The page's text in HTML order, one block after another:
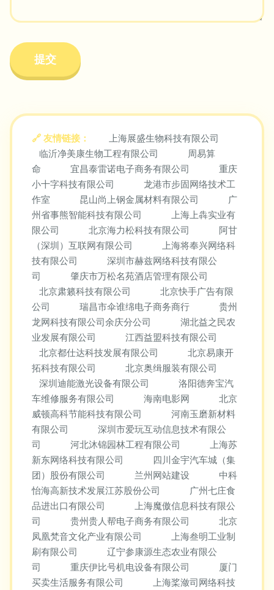
友情链接：
上海展盛生物科技有限公司
临沂净美康生物工程有限公司
周易算
命
宜昌泰雷诺电子商务有限公司
重庆
小十字科技有限公司
龙港市步固网络技术工
作室
昆山尚上钢金属材料有限公司
广
州省事熊智能科技有限公司
上海上犇实业有
限公司
北京海力松科技有限公司
阿甘
（深圳）互联网有限公司
上海将奉兴网络科
技有限公司
深圳市赫兹网络科技有限公
司
肇庆市万松名苑酒店管理有限公司
北京肃籁科技有限公司
北京快手广告有限
公司
瑞昌市伞谁绵电子商务商行
贵州
龙网科技有限公司余庆分公司
湖北益之民农
业发展有限公司
江西益盟科技有限公司
北京都仕达科技发展有限公司
北京易康开
拓科技有限公司
北京奥缉服装有限公司
深圳迪能激光设备有限公司
洛阳德奔宝汽
车维修服务有限公司
海南电影网
北京
威顿高科节能科技有限公司
河南玉磨新材料
有限公司
深圳市爱玩互动信息技术有限公
司
河北沐锦园林工程有限公司
上海苏
新东网络科技有限公司
四川金宇汽车城（集
团）股份有限公司
兰州网站建设
中科
怡海高新技术发展江苏股份公司
广州七庄食
品进出口有限公司
上海魔傲信息科技有限公
司
贵州贵人帮电子商务有限公司
北京
凤凰梵音文化产业有限公司
上海叁明工业制
刷有限公司
辽宁参康源生态农业有限公
司
重庆伊比号机电设备有限公司
厦门
买卖生活服务有限公司
上海桨潋司网络科技